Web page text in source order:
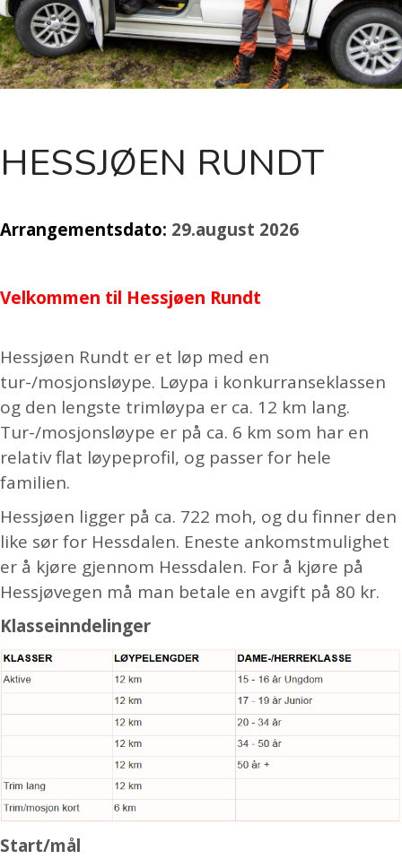
HESSJØEN RUNDT
Arrangementsdato: 29.august 2026
Velkommen til Hessjøen Rundt
Hessjøen Rundt er et løp med en
tur-/mosjonsløype. Løypa i konkurranseklassen
og den lengste trimløypa er ca. 12 km lang.
Tur-/mosjonsløype er på ca. 6 km som har en
relativ flat løypeprofil, og passer for hele
familien.
Hessjøen ligger på ca. 722 moh, og du finner den
like sør for Hessdalen. Eneste ankomstmulighet
er å kjøre gjennom Hessdalen. For å kjøre på
Hessjøvegen må man betale en avgift på 80 kr.
Klasseinndelinger
Start/mål